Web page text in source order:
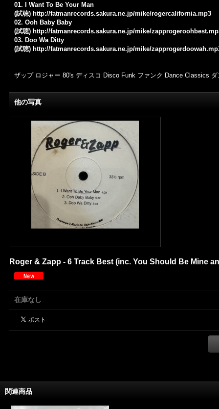
01. I Want To Be Your Man
(試聴) http://fatmanrecords.sakura.ne.jp/mike/rogercalifornia.mp3
02. Ooh Baby Baby
(試聴) http://fatmanrecords.sakura.ne.jp/mike/
03. Doo Wa Ditty
(試聴) http://fatmanrecords.sakura.ne.jp/mike/
ザップ ロジャー 80's ディスコ Disco Funk ファンク Dance Classics
他の写真
Roger & Zapp - 6 Track Best (inc. You Should Be Mine
在庫なし
関連商品